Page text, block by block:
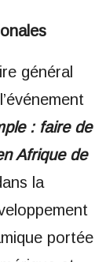
général
: faire de
Afrique de
la
portée